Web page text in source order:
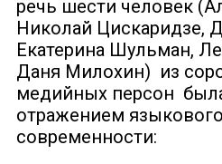
речь шести человек
Николай Цискаридзе,
Екатерина Шульман,
Даня Милохин) из
медийных персон
отражением
современности: